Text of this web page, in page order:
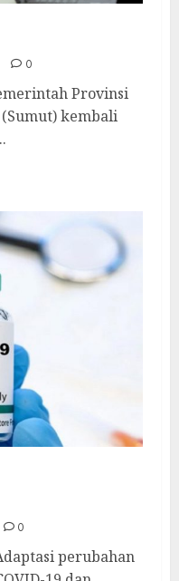
0
Provinsi
kembali
0
perubahan